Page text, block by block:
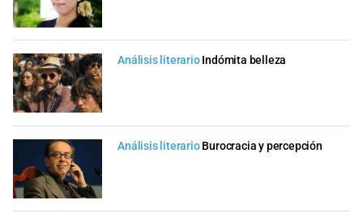
Análisis literario Indómita belleza
Análisis literario Burocracia y percepción